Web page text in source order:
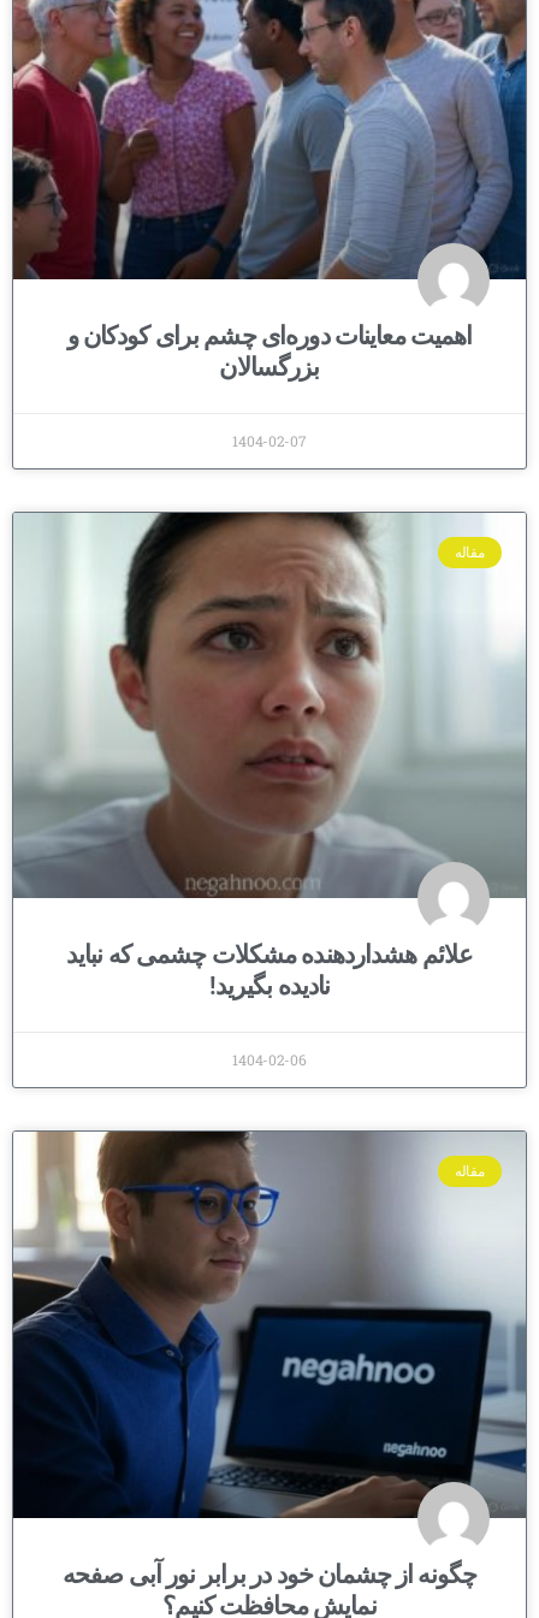
اهمیت معاینات دوره‌ای چشم برای کودکان و
بزرگسالان
1404-02-07
مقاله
علائم هشداردهنده مشکلات چشمی که نباید
نادیده بگیرید!
1404-02-06
مقاله
چگونه از چشمان خود در برابر نور آبی صفحه
نمایش محافظت کنیم؟